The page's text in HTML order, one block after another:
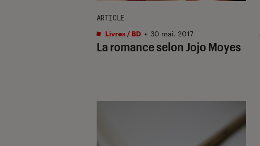
La romance selon Jojo Moyes
ARTICLE
Livres / BD • 30 mai. 2017